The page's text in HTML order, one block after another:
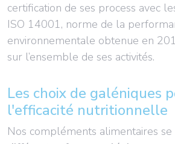
certification de ses process avec
ISO 14001, norme de la
environnementale obtenue en
sur l’ensemble de ses activités.
Les choix de galéniques
l'efficacité nutritionnelle
Nos compléments alimentaires